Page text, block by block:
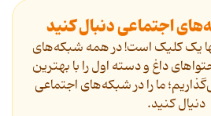
اجتماعی دنبال کنید
یک کلیک است! در همه شبکه‌های
داغ و دسته اول را با بهترین
ما را در شبکه‌های اجتماعی
دنیال کنید.